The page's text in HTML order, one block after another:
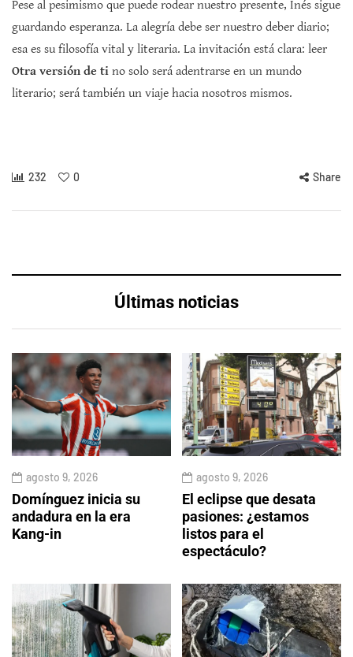
Pese al pesimismo que puede rodear nuestro presente, Inés sigue
guardando esperanza. La alegría debe ser nuestro deber diario;
esa es su filosofía vital y literaria. La invitación está clara: leer
Otra versión de ti no solo será adentrarse en un mundo
literario; será también un viaje hacia nosotros mismos.
232 0 Share
Últimas noticias
agosto 9, 2026
Domínguez inicia su
andadura en la era
Kang-in
agosto 9, 2026
El eclipse que desata
pasiones: ¿estamos
listos para el
espectáculo?